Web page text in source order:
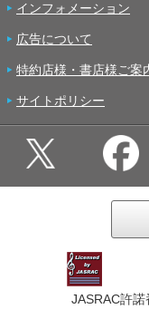
インフォメーション
広告について
特約店様・書店様ご案
サイトポリシー
JASRAC許諾